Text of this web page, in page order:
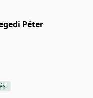
Péter